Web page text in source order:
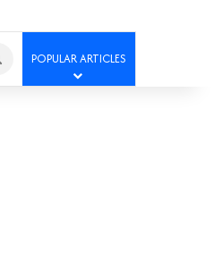
Search
for
POPULAR ARTICLES